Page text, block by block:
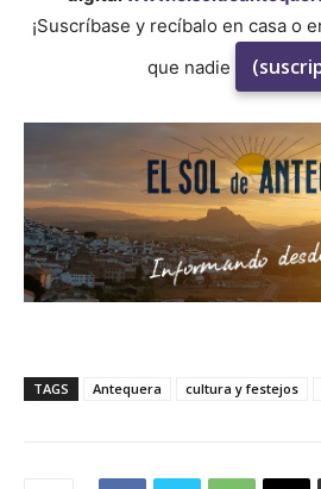
¡Suscríbase y recíbalo en casa o
que nadie
TAGS Antequera cultura y festejos